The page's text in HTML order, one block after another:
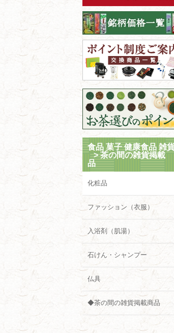
食品 菓子 健康食品 雑
>茶の間の雑貨掲載
品
化粧品
ファッション（衣服）
入浴剤（肌湯）
石けん・シャンプー
仏具
◆茶の間の雑貨掲載商品